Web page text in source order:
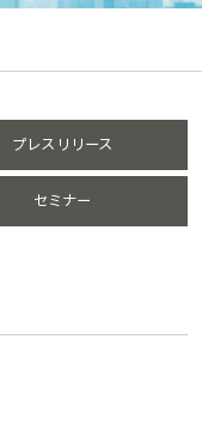
プレスリリース
セミナー